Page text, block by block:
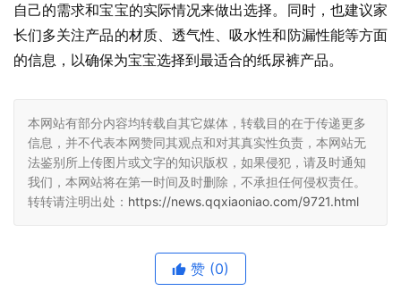
自己的需求和宝宝的实际情况来做出选择。同时，也建议家
长们多关注产品的材质、透气性、吸水性和防漏性能等方面
的信息，以确保为宝宝选择到最适合的纸尿裤产品。
本网站有部分内容均转载自其它媒体，转载目的在于传递更多
信息，并不代表本网赞同其观点和对其真实性负责，本网站无
法鉴别所上传图片或文字的知识版权，如果侵犯，请及时通知
我们，本网站将在第一时间及时删除，不承担任何侵权责任。
转转请注明出处： https://news.qqxiaoniao.com/9721.html
赞 (0)